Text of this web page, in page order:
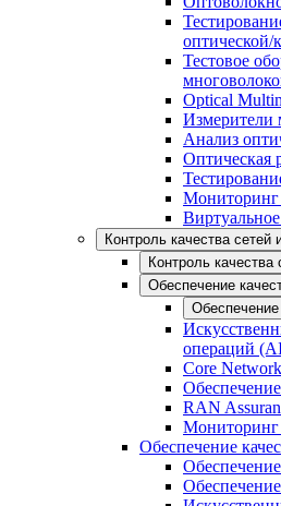
оптической/
Тестовое
Optical
Измерители
Анализ
Оптическая
Контроль качества сетей
Контроль качества
Обеспечение
Обеспечение
операций
Core
RAN
Обеспечение
Обеспечение